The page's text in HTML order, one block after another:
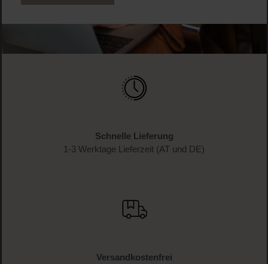
Schnelle Lieferung
1-3 Werktage Lieferzeit (AT und DE)
Versandkostenfrei